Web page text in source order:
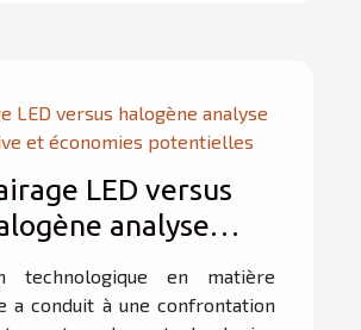
LED versus
analyse
et économies
potentielles
technologique en matière
a conduit à une confrontation